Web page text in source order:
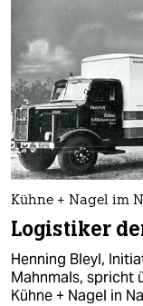
Kühne + Nagel im
Logistiker
Henning Bleyl,
Mahnmals, spricht
Kühne + Nagel in